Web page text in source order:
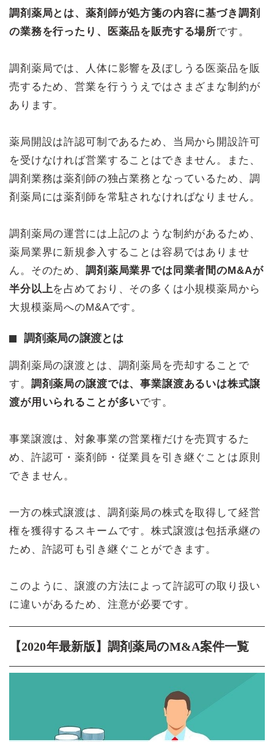
調剤薬局とは、薬剤師が処方箋の内容に基づき調剤
の業務を行ったり、医薬品を販売する場所です。
調剤薬局では、人体に影響を及ぼしうる医薬品を販
売するため、営業を行ううえではさまざまな制約が
あります。
薬局開設は許認可制であるため、当局から開設許可
を受けなければ営業することはできません。また、
調剤業務は薬剤師の独占業務となっているため、調
剤薬局には薬剤師を常駐されなければなりません。
調剤薬局の運営には上記のような制約があるため、
薬局業界に新規参入することは容易ではありませ
ん。そのため、 調剤薬局業界では同業者間のM&Aが
半分以上を占めており、その多くは小規模薬局から
大規模薬局へのM&Aです。
調剤薬局の譲渡とは
調剤薬局の譲渡とは、調剤薬局を売却することで
す。 調剤薬局の譲渡では、事業譲渡あるいは株式譲
渡が用いられることが多いです。
事業譲渡は、対象事業の営業権だけを売買するた
め、許認可・薬剤師・従業員を引き継ぐことは原則
できません。
一方の株式譲渡は、調剤薬局の株式を取得して経営
権を獲得するスキームです。株式譲渡は包括承継の
ため、許認可も引き継ぐことができます。
このように、譲渡の方法によって許認可の取り扱い
に違いがあるため、注意が必要です。
【2020年最新版】調剤薬局のM&A案件一覧